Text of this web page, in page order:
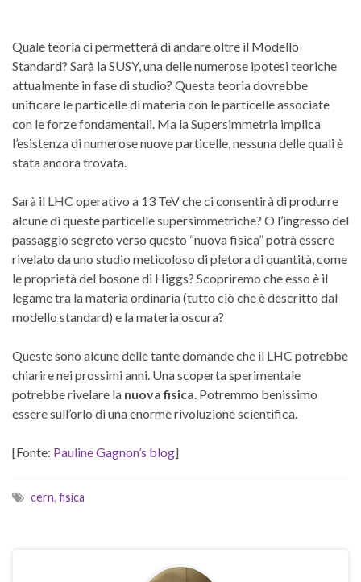
Qualeteoriaci permetteràdi andare oltre il Modello
Standard? Sarà laSUSY,una delle numerose ipotesi teoriche
attualmente in fase di studio? Questa teoriadovrebbe
unificare leparticelle di materiacon leparticelle associate
con leforze fondamentali. Ma laSupersimmetria implica
l’esistenzadi numerosenuove particelle, nessuna delle qualiè
stataancora trovata.
Sarà il LHC operativo a 13 TeVcheciconsentirà di produrre
alcune di questeparticellesupersimmetriche? O l’ingresso del
passaggio segreto verso questo “nuova fisica” potràessere
rivelato dauno studio meticoloso dipletoradiquantità, come
le proprietà del bosone di Higgs? Scopriremo che esso è il
legametra la materia ordinaria(tutto ciò che èdescritto dal
modello standard) e la materia oscura?
Queste sono alcunedelle tante domande che il LHC potrebbe
chiarirenei prossimi anni. Una scopertasperimentale
potrebbe rivelare la nuova fisica. Potremmo benissimo
esseresull’orlo diunaenormerivoluzione scientifica.
[Fonte: Pauline Gagnon’s blog]
cern, fisica